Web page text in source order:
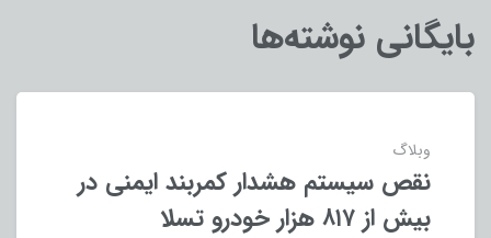
بایگانی نوشته‌ها
وبلاگ
نقص سیستم هشدار کمربند ایمنی در
بیش از ۸۱۷ هزار خودرو تسلا